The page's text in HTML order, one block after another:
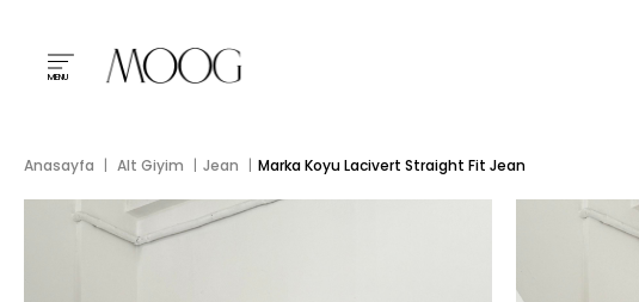
MENU
Anasayfa Alt Giyim Jean Marka Koyu Lacivert Straight Fit Jean